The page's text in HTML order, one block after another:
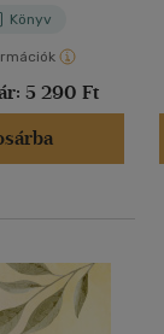
Könyv
5 290 Ft